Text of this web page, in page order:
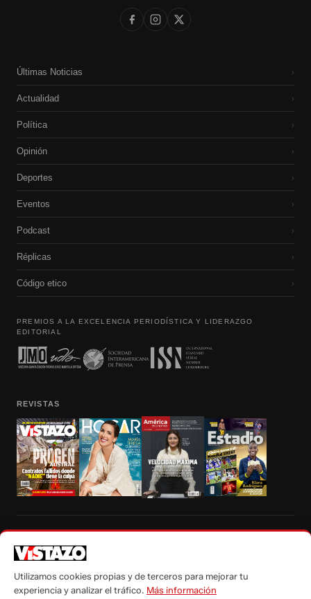
Últimas Noticias ›
Actualidad ›
Política ›
Opinión ›
Deportes ›
Eventos ›
Podcast ›
Réplicas ›
Código etico ›
PREMIOS A LA EXCELENCIA PERIODÍSTICA Y LIDERAZGO
EDITORIAL
REVISTAS
autorización escrita de su titular, de todos los contenidos de Vistazo.com.
Utilizamos cookies propias y de terceros para mejorar tu
experiencia y analizar el tráfico. Más información